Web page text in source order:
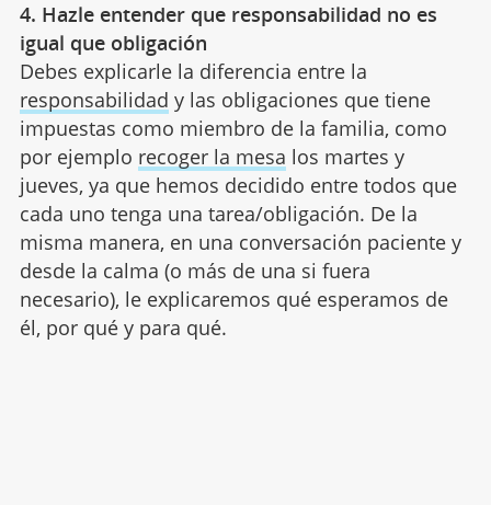
4. Hazle entender que responsabilidad no es
igual que obligación
Debes explicarle la diferencia entre la
responsabilidad y las obligaciones que tiene
impuestas como miembro de la familia, como
por ejemplo recoger la mesa los martes y
jueves, ya que hemos decidido entre todos que
cada uno tenga una tarea/obligación. De la
misma manera, en una conversación paciente y
desde la calma (o más de una si fuera
necesario), le explicaremos qué esperamos de
él, por qué y para qué.